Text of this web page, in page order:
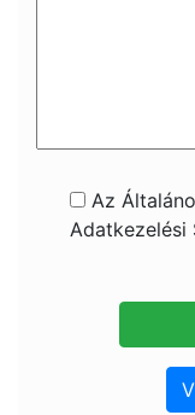
Az
Adatkezelési